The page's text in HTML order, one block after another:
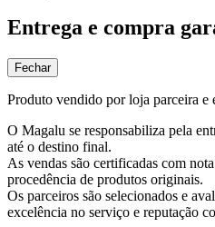
Entrega e compra
Fechar
Produto vendido por loja parceira e
O Magalu se responsabiliza pela
até o destino final.
As vendas são certificadas com
procedência de produtos originais.
Os parceiros são selecionados e
excelência no serviço e reputação